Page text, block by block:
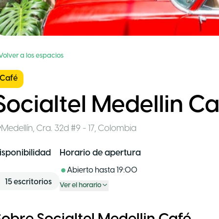
a los espacios
Café
Medellin
Medellín, Cra. 32d #9 - 17, Colombia
15escritorios
Horario de apertura
Abierto hasta 19:00
Ver el horario